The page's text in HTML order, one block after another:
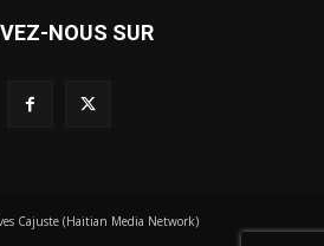
NOUS SUR
Cajuste (Haitian Media Network)